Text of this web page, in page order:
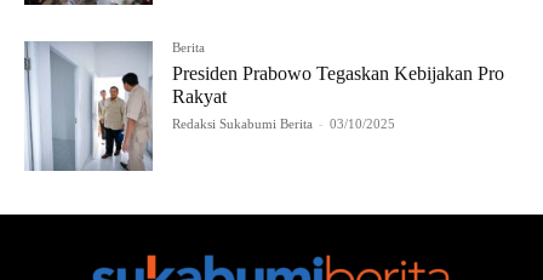
Berita
Presiden Prabowo Tegaskan Kebijakan Pro
Rakyat
Redaksi Sukabumi Berita - 03/10/2025